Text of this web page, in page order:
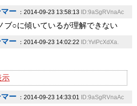
ー ：2014-09-23 13:58:13 ID:9aSgRVnaAc
ブ○に傾いているが理解できない
ー ：2014-09-23 14:02:22 ID:YvlPcXdXa.
示
ー ：2014-09-23 14:33:01 ID:9aSgRVnaAc